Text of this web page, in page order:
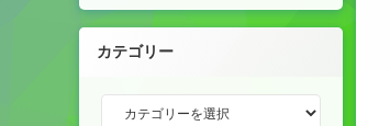
カテゴリー
カテゴリー